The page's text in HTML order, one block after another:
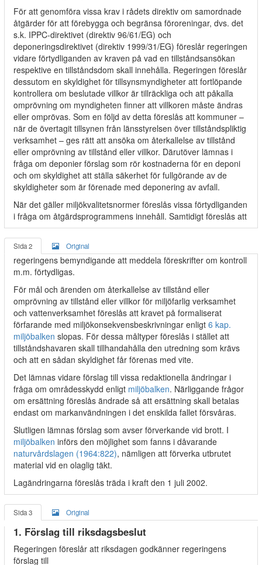
För att genomföra vissa krav i rådets direktiv om samordnade
åtgärder för att förebygga och begränsa föroreningar, dvs. det
s.k. IPPC-direktivet (direktiv 96/61/EG) och
deponeringsdirektivet (direktiv 1999/31/EG) föreslår regeringen
vidare förtydliganden av kraven på vad en tillståndsansökan
respektive en tillståndsdom skall innehålla. Regeringen föreslår
dessutom en skyldighet för tillsynsmyndigheter att fortlöpande
kontrollera om beslutade villkor är tillräckliga och att påkalla
omprövning om myndigheten finner att villkoren måste ändras
eller omprövas. Som en följd av detta föreslås att kommuner –
när de övertagit tillsynen från länsstyrelsen över tillståndspliktig
verksamhet – ges rätt att ansöka om återkallelse av tillstånd
eller omprövning av tillstånd eller villkor. Därutöver lämnas i
fråga om deponier förslag som rör kostnaderna för en deponi
och om skyldighet att ställa säkerhet för fullgörande av de
skyldigheter som är förenade med deponering av avfall.
När det gäller miljökvalitetsnormer föreslås vissa förtydliganden
i fråga om åtgärdsprogrammens innehåll. Samtidigt föreslås att
Sida 2 Original
regeringens bemyndigande att meddela föreskrifter om kontroll
m.m. förtydligas.
För mål och ärenden om återkallelse av tillstånd eller
omprövning av tillstånd eller villkor för miljöfarlig verksamhet
och vattenverksamhet föreslås att kravet på formaliserat
förfarande med miljökonsekvensbeskrivningar enligt 6 kap.
miljöbalken slopas. För dessa måltyper föreslås i stället att
tillståndshavaren skall tillhandahålla den utredning som krävs
och att en sådan skyldighet får förenas med vite.
Det lämnas vidare förslag till vissa redaktionella ändringar i
fråga om områdesskydd enligt miljöbalken. Närliggande frågor
om ersättning föreslås ändrade så att ersättning skall betalas
endast om markanvändningen i det enskilda fallet försvåras.
Slutligen lämnas förslag som avser förverkande vid brott. I
miljöbalken införs den möjlighet som fanns i dåvarande
naturvårdslagen (1964:822), nämligen att förverka utbrutet
material vid en olaglig täkt.
Lagändringarna föreslås träda i kraft den 1 juli 2002.
Sida 3 Original
1. Förslag till riksdagsbeslut
Regeringen föreslår att riksdagen godkänner regeringens
förslag till